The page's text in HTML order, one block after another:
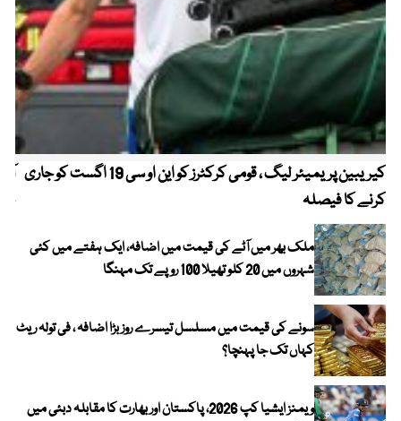
کیریبین پریمیئر لیگ ، قومی کرکٹرز کو این او سی 19 اگست کو جاری
کرنے کا فیصلہ
ملک بھر میں آٹے کی قیمت میں اضافہ، ایک ہفتے میں کئی
شہروں میں 20 کلو تھیلا 100 روپے تک مہنگا
سونے کی قیمت میں مسلسل تیسرے روز بڑا اضافہ ، فی تولہ ریٹ
کہاں تک جا پہنچا؟
ویمنز ایشیا کپ 2026، پاکستان اور بھارت کا مقابلہ دبئی میں